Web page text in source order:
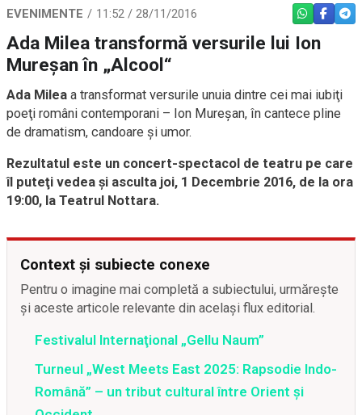
EVENIMENTE 11:52 / 28/11/2016 WHATSAPP
Ada Milea transformă versurile lui Ion
Mureşan în „Alcool“
Ada Milea a transformat versurile unuia dintre cei mai iubiţi
poeţi români contemporani – Ion Mureşan, în cantece pline
de dramatism, candoare şi umor.
Rezultatul este un concert-spectacol de teatru pe care
îl puteţi vedea şi asculta joi, 1 Decembrie 2016, de la ora
19:00, la Teatrul Nottara.
Context și subiecte conexe
Pentru o imagine mai completă a subiectului, urmărește
și aceste articole relevante din același flux editorial.
Festivalul Internaţional „Gellu Naum”
Turneul „West Meets East 2025: Rapsodie Indo-
Română” – un tribut cultural între Orient și